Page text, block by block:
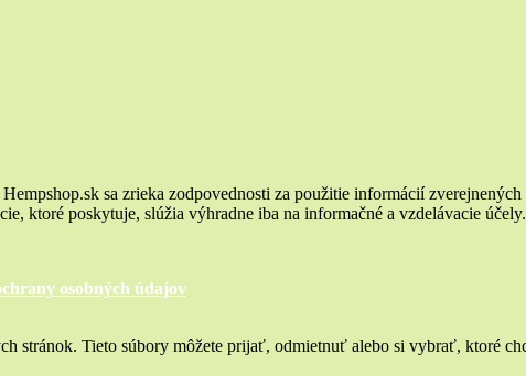
sa zrieka zodpovednosti za použitie informácií
ktoré poskytuje, slúžia výhradne iba na informačné a vzdelávacie účely.
osobných údajov
stránok. Tieto súbory môžete prijať, odmietnuť alebo si vybrať, ktoré